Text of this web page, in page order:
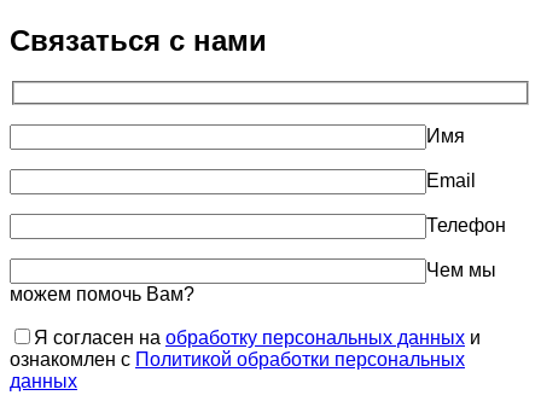
Связаться с нами
Имя
Email
Телефон
Чем мы
можем помочь Вам?
Я согласен на обработку персональных данных и
ознакомлен с Политикой обработки персональных
данных